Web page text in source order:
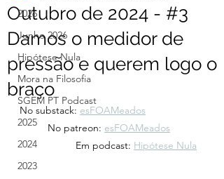
2026
Junho 2026
Hipótese Nula
Mora na Filosofia
SGEM PT Podcast
2025
2024
2023
Outubro de 2024 - #3
Damos o medidor de
pressão e querem logo o
braço
No substack: esFOAMeados
	No patreon:
esFOAMeados
		Em podcast:
Hipótese Nula